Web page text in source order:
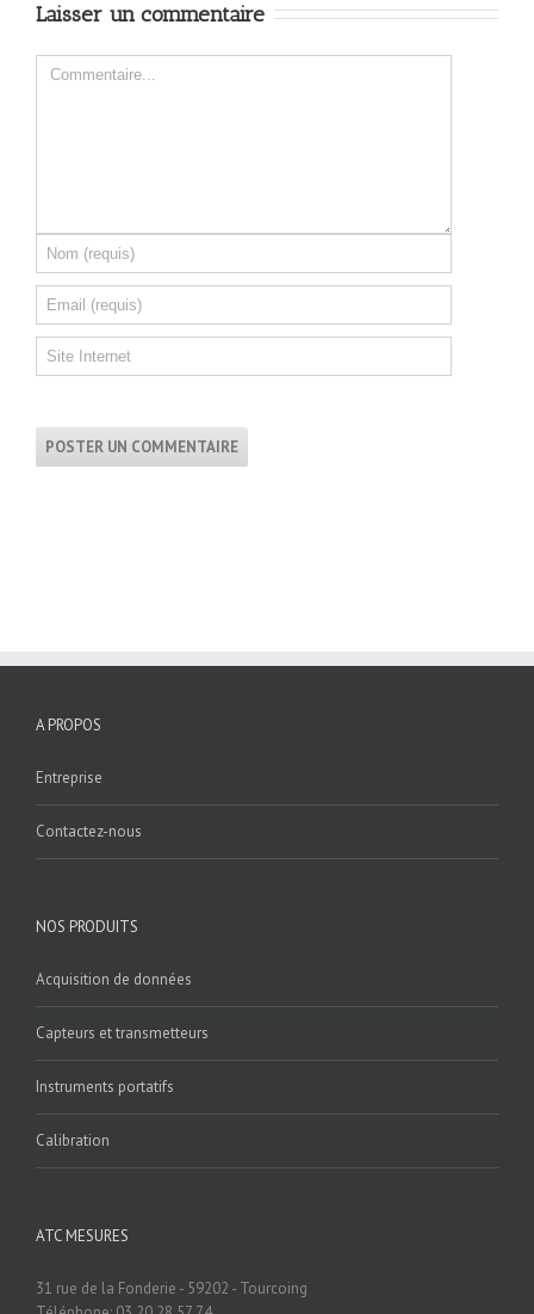
Laisser un commentaire
A PROPOS
Entreprise
Contactez-nous
NOS PRODUITS
Acquisition de données
Capteurs et transmetteurs
Instruments portatifs
Calibration
ATC MESURES
31 rue de la Fonderie - 59202 - Tourcoing